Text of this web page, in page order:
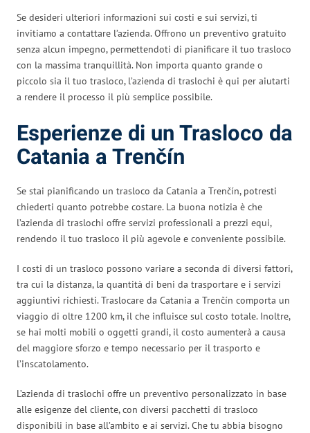
Se desideri ulteriori informazioni sui costi e sui servizi, ti
invitiamo a contattare l’azienda. Offrono un preventivo gratuito
senza alcun impegno, permettendoti di pianificare il tuo trasloco
con la massima tranquillità. Non importa quanto grande o
piccolo sia il tuo trasloco, l’azienda di traslochi è qui per aiutarti
a rendere il processo il più semplice possibile.
Esperienze di un Trasloco da
Catania a Trenčín
Se stai pianificando un trasloco da Catania a Trenčín, potresti
chiederti quanto potrebbe costare. La buona notizia è che
l’azienda di traslochi offre servizi professionali a prezzi equi,
rendendo il tuo trasloco il più agevole e conveniente possibile.
I costi di un trasloco possono variare a seconda di diversi fattori,
tra cui la distanza, la quantità di beni da trasportare e i servizi
aggiuntivi richiesti. Traslocare da Catania a Trenčín comporta un
viaggio di oltre 1200 km, il che influisce sul costo totale. Inoltre,
se hai molti mobili o oggetti grandi, il costo aumenterà a causa
del maggiore sforzo e tempo necessario per il trasporto e
l’inscatolamento.
L’azienda di traslochi offre un preventivo personalizzato in base
alle esigenze del cliente, con diversi pacchetti di trasloco
disponibili in base all’ambito e ai servizi. Che tu abbia bisogno